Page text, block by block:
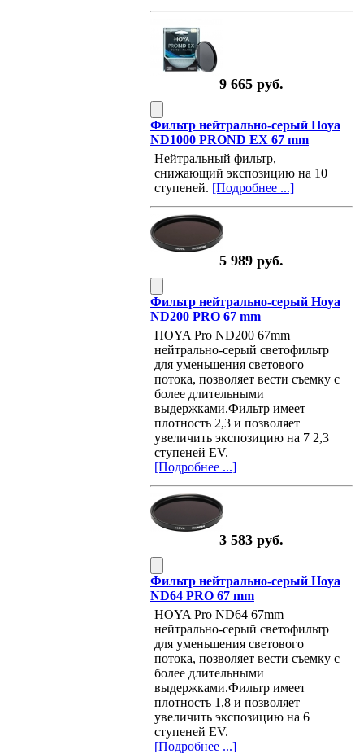
9 665 руб.
Фильтр нейтрально-серый Hoya
ND1000 PROND EX 67 mm
Нейтральный фильтр,
снижающий экспозицию на 10
ступеней. [Подробнее ...]
5 989 руб.
Фильтр нейтрально-серый Hoya
ND200 PRO 67 mm
HOYA Pro ND200 67mm
нейтрально-серый светофильтр
для уменьшения светового
потока, позволяет вести съемку с
более длительными
выдержками.Фильтр имеет
плотность 2,3 и позволяет
увеличить экспозицию на 7 2,3
ступеней EV.
[Подробнее ...]
3 583 руб.
Фильтр нейтрально-серый Hoya
ND64 PRO 67 mm
HOYA Pro ND64 67mm
нейтрально-серый светофильтр
для уменьшения светового
потока, позволяет вести съемку с
более длительными
выдержками.Фильтр имеет
плотность 1,8 и позволяет
увеличить экспозицию на 6
ступеней EV.
[Подробнее ...]